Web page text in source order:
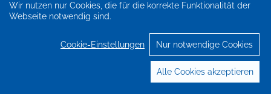
Wir nutzen nur Cookies, die für die korrekte Funktionalität der
Webseite notwendig sind.
Cookie-Einstellungen Nur notwendige Cookies
Alle Cookies akzeptieren